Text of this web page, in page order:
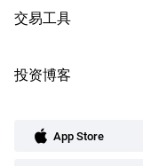
交易工具
投资博客
App Store